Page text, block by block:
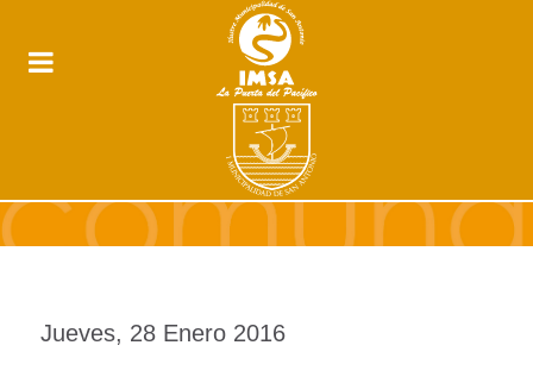
Jueves, 28 Enero 2016